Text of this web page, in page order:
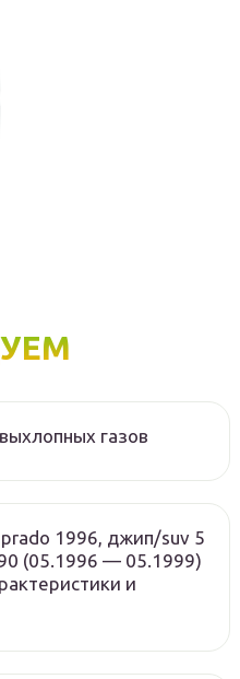
газов
1996, джип/suv 5
(05.1996 — 05.1999)
и